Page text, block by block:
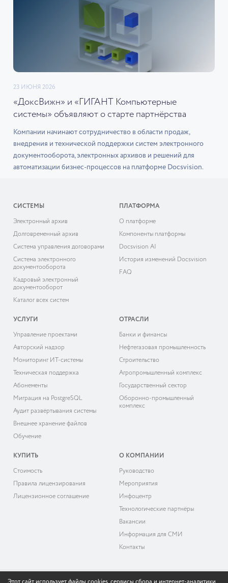
23 ИЮНЯ 2026
«ДоксВижн» и «ГИГАНТ Компьютерные
системы» объявляют о старте партнёрства
Компании начинают сотрудничество в области продаж,
внедрения и технической поддержки систем электронного
документооборота, электронных архивов и решений для
автоматизации бизнес-процессов на платформе Docsvision.
СИСТЕМЫ
Электронный архив
Долговременный архив
Система управления договорами
Система электронного
документооборота
Кадровый электронный
документооборот
Каталог всех систем
ПЛАТФОРМА
О платформе
Компоненты платформы
Docsvision AI
История изменений Docsvision
FAQ
УСЛУГИ
Управление проектами
Авторский надзор
Мониторинг ИТ-системы
Техническая поддержка
Абонементы
Миграция на PostgreSQL
Аудит развёртывания системы
Внешнее хранение файлов
Обучение
ОТРАСЛИ
Банки и финансы
Нефтегазовая промышленность
Строительство
Агропромышленный комплекс
Государственный сектор
Оборонно-промышленный
комплекс
КУПИТЬ
Cтоимость
Правила лицензирования
Лицензионное соглашение
О КОМПАНИИ
Руководство
Мероприятия
Инфоцентр
Технологические партнёры
Вакансии
Информация для СМИ
Контакты